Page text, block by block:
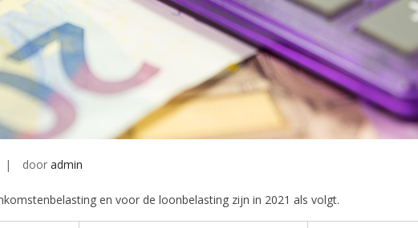
door admin
en voor de loonbelasting zijn in 2021 als volgt.